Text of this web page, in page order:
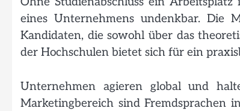
eines Unternehmens undenkbar. Die
Kandidaten, die sowohl über das
der Hochschulen bietet sich für ein
Unternehmen agieren global und
Marketingbereich sind Fremdsprachen